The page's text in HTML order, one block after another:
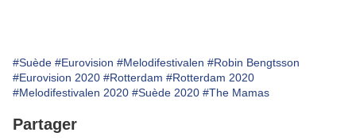
#Suède #Eurovision #Melodifestivalen #Robin Bengtsson
#Eurovision 2020 #Rotterdam #Rotterdam 2020
#Melodifestivalen 2020 #Suède 2020 #The Mamas
Partager